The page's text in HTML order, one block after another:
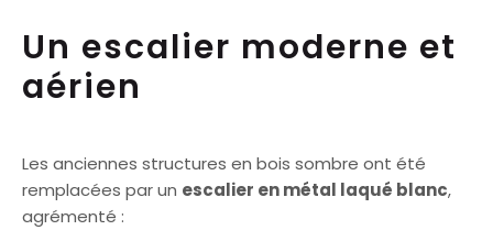
Un escalier moderne et
aérien
Les anciennes structures en bois sombre ont été
remplacées par un escalier en métal laqué blanc,
agrémenté :